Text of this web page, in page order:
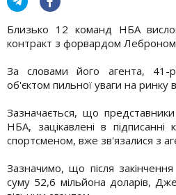
Близько 12 команд НБА
контракт з форвардом
За словами його агента, 41-
об'єктом пильної уваги на ринку
Зазначається, що
НБА, зацікавлені в підписанні
спортсменом, вже зв'язалися з
Зазначимо, що після
суму 52,6 мільйона доларів,